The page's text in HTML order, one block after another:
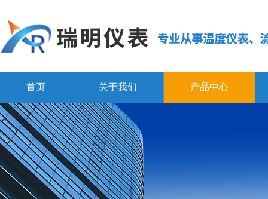
首页 关于我们 产品中心